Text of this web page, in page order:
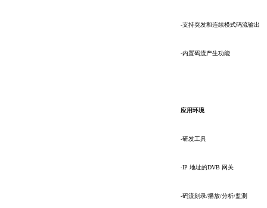
-支持突发和连续模式码流输出
-内置码流产生功能
应用环境
-研发工具
-IP 地址的DVB 网关
-码流刻录/播放/分析/监测